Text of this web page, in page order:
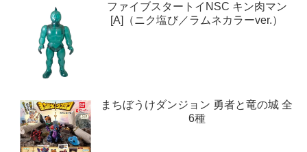
ファイブスタートイNSC キン肉マン
[A]（ニク塩び／ラムネカラーver.）
まちぼうけダンジョン 勇者と竜の城 全
6種